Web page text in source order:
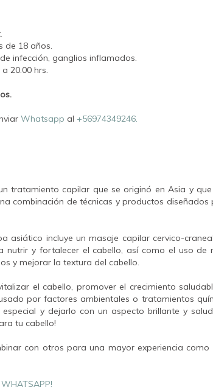
de 18 años.
infección, ganglios inflamados.
20:00 hrs.
Whatsapp al +56974349246.
tratamiento capilar que se originó en Asia y
combinación de técnicas y productos
asiático incluye un masaje capilar cervico-
nutrir y fortalecer el cabello, así como el uso de
y mejorar la textura del cabello.
el cabello, promover el crecimiento
por factores ambientales o tratamientos
y dejarlo con un aspecto brillante y
tu cabello!
con otros para una mayor experiencia como
WHATSAPP!